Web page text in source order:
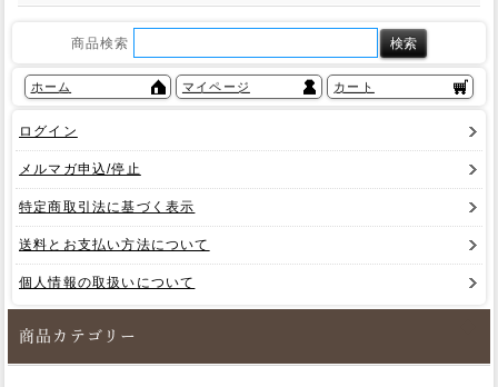
商品検索
ホーム マイページ カート
ログイン
メルマガ申込/停止
特定商取引法に基づく表示
送料とお支払い方法について
個人情報の取扱いについて
商品カテゴリー